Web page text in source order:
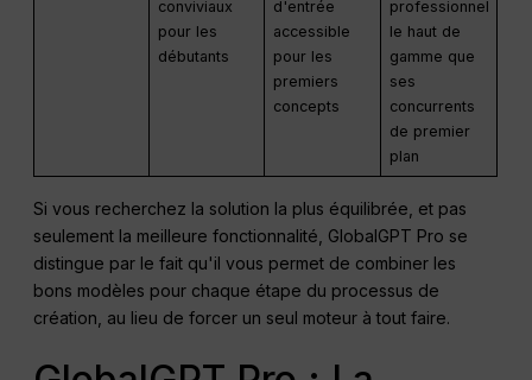
conviviaux
pour les
débutants
d'entrée
accessible
pour les
premiers
concepts
professionnel
le haut de
gamme que
ses
concurrents
de premier
plan
Si vous recherchez la solution la plus équilibrée, et pas
seulement la meilleure fonctionnalité, GlobalGPT Pro se
distingue par le fait qu'il vous permet de combiner les
bons modèles pour chaque étape du processus de
création, au lieu de forcer un seul moteur à tout faire.